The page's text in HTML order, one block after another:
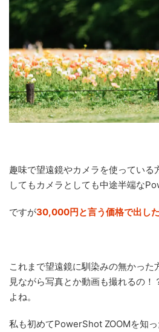
趣味で望遠鏡やカメラを使っている
してもカメラとしても中途半端な
ですが30,000円と言う価格で出し
これまで望遠鏡に馴染みの無かった
見ながら写真とか動画も撮れるの！
よね。
私も初めてPowerShot ZOOMを知